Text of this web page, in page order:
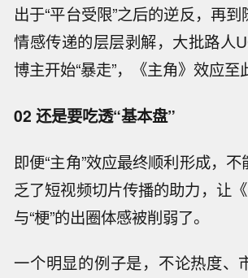
出于“平台受限”之后的逆反，再
情感传递的层层剥解，大批路人
博主开始“暴走”，《主角》效应至
02 还是要吃透“基本盘”
即便“主角”效应最终顺利形成，
乏了短视频切片传播的助力，让
与“梗”的出圈体感被削弱了。
一个明显的例子是，不论热度、